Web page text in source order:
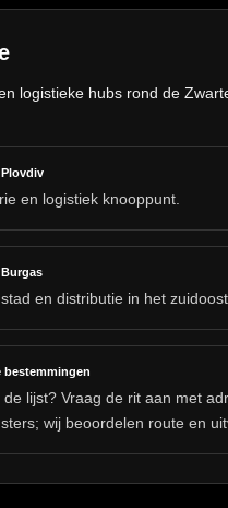
logistieke hubs rond de
en logistiek knooppunt.
en distributie in het
bestemmingen
de lijst? Vraag de rit aan met
wij beoordelen route en